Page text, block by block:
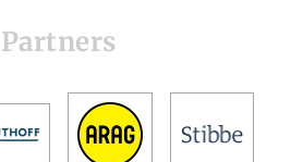
Partners